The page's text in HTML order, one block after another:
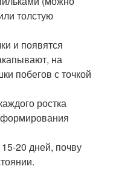
толстую
и появятся
на
побегов с точкой
ростка
20 дней, почву